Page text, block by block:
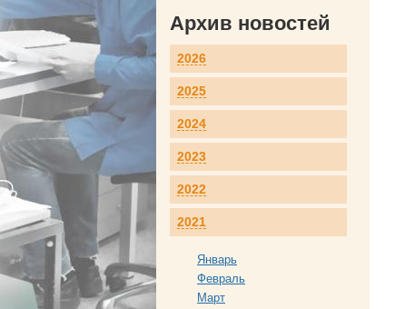
Архив новостей
2026
2025
2024
2023
2022
2021
Январь
Февраль
Март